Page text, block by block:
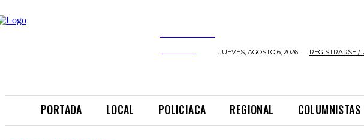
JUEVES, AGOSTO 6, 2026 REGISTRARSE /
PORTADA LOCAL POLICIACA REGIONAL COLUMNISTAS